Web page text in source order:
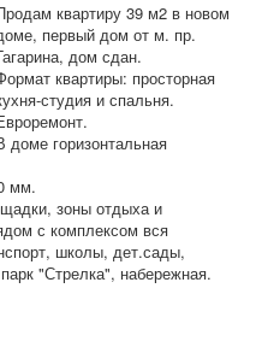
квартиру 39 м2 в новом
первый дом от м. пр.
дом сдан.
квартиры: просторная
студия и спальня.
доме горизонтальная
мм.
зоны отдыха и
с комплексом вся
школы, дет.сады,
"Стрелка", набережная.